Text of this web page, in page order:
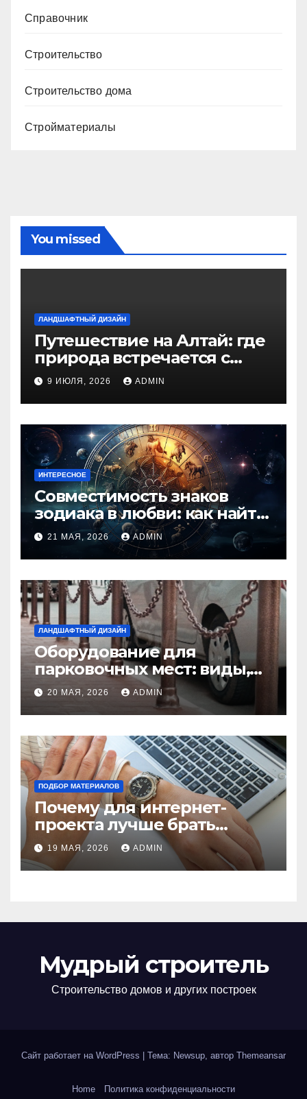
Справочник
Строительство
Строительство дома
Стройматериалы
You missed
ЛАНДШАФТНЫЙ ДИЗАЙН
Путешествие на Алтай: где
природа встречается с
духом приключений
9 ИЮЛЯ, 2026 ADMIN
ИНТЕРЕСНОЕ
Совместимость знаков
зодиака в любви: как найти
идеальную пару и
избежать конфликтов
21 МАЯ, 2026 ADMIN
ЛАНДШАФТНЫЙ ДИЗАЙН
Оборудование для
парковочных мест: виды,
функции и нормы
установки
20 МАЯ, 2026 ADMIN
ПОДБОР МАТЕРИАЛОВ
Почему для интернет-
проекта лучше брать
отдельный сервер:
преимущества и ключевые
аспекты
19 МАЯ, 2026 ADMIN
Мудрый строитель
Строительство домов и других построек
Сайт работает на WordPress Тема: Newsup, автор Themeansar
Home Политика конфиденциальности